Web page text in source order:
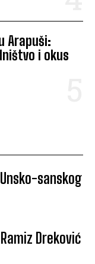
Arapuši:
i okus
sanskog
Dreković